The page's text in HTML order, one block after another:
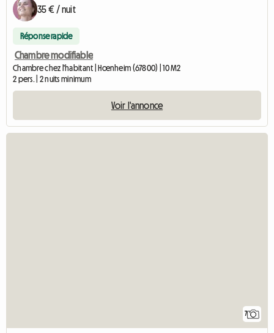
35 € / nuit
Réponse rapide
Chambre modifiable
Chambre chez l'habitant | Hœnheim (67800) | 10 M2
2 pers. | 2 nuits minimum
Voir l'annonce
7